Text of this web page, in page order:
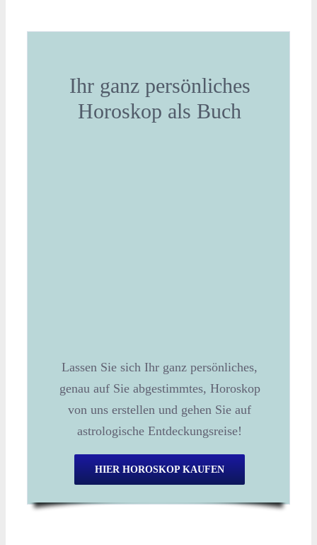
Ihr ganz persönliches
Horoskop als Buch
Lassen Sie sich Ihr ganz persönliches,
genau auf Sie abgestimmtes, Horoskop
von uns erstellen und gehen Sie auf
astrologische Entdeckungsreise!
HIER HOROSKOP KAUFEN